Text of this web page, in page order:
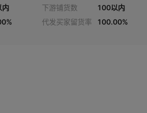
内 下游铺货数
100以内
代发买家留货率
100.00%